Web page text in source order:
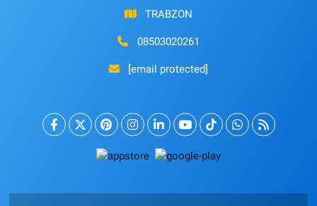
TRABZON
08503020261
[email protected]